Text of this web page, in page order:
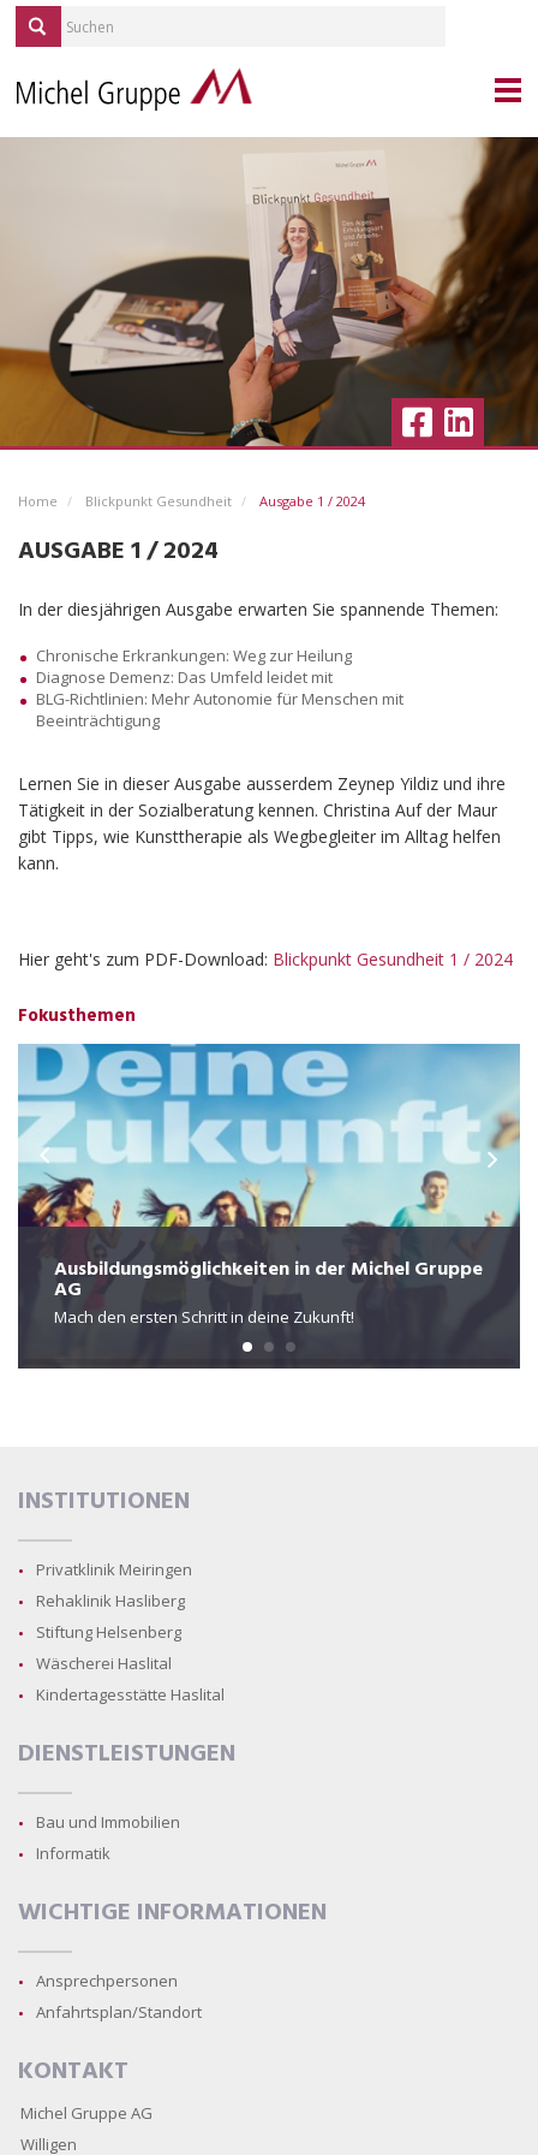
PORTRAIT
MICHEL SERVICES
REPORTAGEN
QUELLE/ALP
KARRIERE
IMMOBILIEN
BLICKPUNKT GESUNDHEIT
Ausgabe 1 / 2024
Ausgabe 1 / 2021
Ausgabe 1 / 2019
Ausgabe 2 / 2015
Ausgabe 1 / 2014
AKTUELLES
UNTERLAGEN
Home Blickpunkt Gesundheit Ausgabe 1 / 2024
AUSGABE 1 / 2024
In der diesjährigen Ausgabe erwarten Sie spannende Themen:
Chronische Erkrankungen: Weg zur Heilung
Diagnose Demenz: Das Umfeld leidet mit
BLG-Richtlinien: Mehr Autonomie für Menschen mit
Beeinträchtigung
Lernen Sie in dieser Ausgabe ausserdem Zeynep Yildiz und ihre
Tätigkeit in der Sozialberatung kennen. Christina Auf der Maur
gibt Tipps, wie Kunsttherapie als Wegbegleiter im Alltag helfen
kann.
Hier geht's zum PDF-Download: Blickpunkt Gesundheit 1 / 2024
Fokusthemen
Ausbildungsmöglichkeiten in der Michel Gruppe
AG
Mach den ersten Schritt in deine Zukunft!
INSTITUTIONEN
Privatklinik Meiringen
Rehaklinik Hasliberg
Stiftung Helsenberg
Wäscherei Haslital
Kindertagesstätte Haslital
DIENSTLEISTUNGEN
Bau und Immobilien
Informatik
WICHTIGE INFORMATIONEN
Ansprechpersonen
Anfahrtsplan/Standort
KONTAKT
Michel Gruppe AG
Willigen